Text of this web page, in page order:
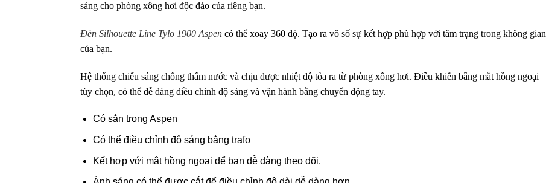
sáng cho phòng xông hơi độc đáo của riêng bạn.
Đèn Silhouette Line Tylo 1900 Aspen có thể xoay 360 độ. Tạo ra vô số sự kết hợp phù hợp với tâm trạng trong không gian
của bạn.
Hệ thống chiếu sáng chống thấm nước và chịu được nhiệt độ tỏa ra từ phòng xông hơi. Điều khiển bằng mắt hồng ngoại
tùy chọn, có thể dễ dàng điều chỉnh độ sáng và vận hành bằng chuyển động tay.
Có sắn trong Aspen
Có thể điều chỉnh độ sáng bằng trafo
Kết hợp với mắt hồng ngoại để bạn dễ dàng theo dõi.